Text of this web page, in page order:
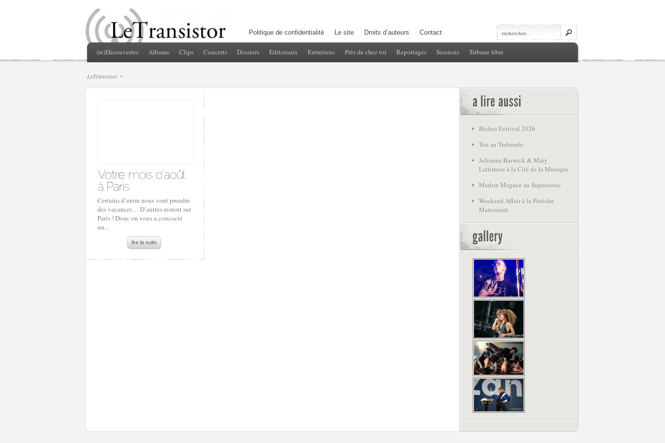
Politique de confidentialité Le site Droits d’auteurs Contact
(re)Découvertes Albums Clips Concerts Dossiers Editoriaux Entretiens Près de chez toi Reportages Sessions Tribune libre
LeTransistor
Certains d’entre nous vont prendre
des vacances… D’autres restent sur
Paris ! Donc on vous a concocté
un...
lire la suite
Biches Festival 2026
Toe au Trabendo
Julianna Barwick & Mary
Lattimore à la Cité de la Musique
Marlon Magnée au Supersonic
Weekend Affair à la Péniche
Marcounet